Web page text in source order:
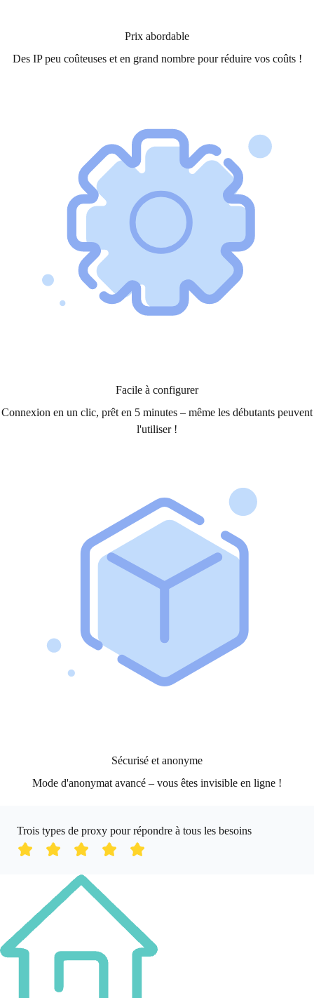
Prix abordable
Des IP peu coûteuses et en grand nombre pour réduire vos coûts !
Facile à configurer
Connexion en un clic, prêt en 5 minutes – même les débutants peuvent
l'utiliser !
Sécurisé et anonyme
Mode d'anonymat avancé – vous êtes invisible en ligne !
Trois types de proxy pour répondre à tous les besoins